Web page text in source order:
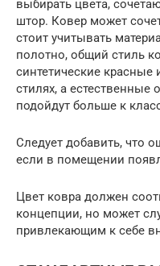
выбирать цвета,
штор. Ковер может
стоит учитывать
полотно, общий стиль
синтетические
стилях, а естественные
подойдут больше к
Следует добавить, что
если в помещении
Цвет ковра должен
концепции, но может
привлекающим к себе